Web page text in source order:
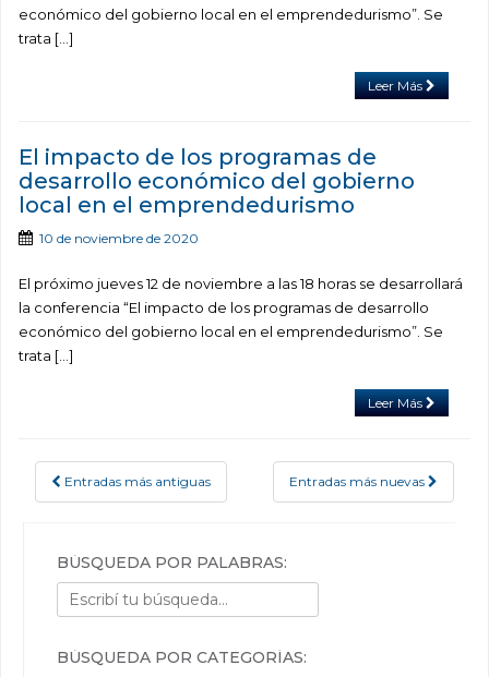
económico del gobierno local en el emprendedurismo”. Se
trata […]
Leer Más
El impacto de los programas de
desarrollo económico del gobierno
local en el emprendedurismo
10 de noviembre de 2020
El próximo jueves 12 de noviembre a las 18 horas se desarrollará
la conferencia “El impacto de los programas de desarrollo
económico del gobierno local en el emprendedurismo”. Se
trata […]
Leer Más
POSTS NAVIGATION
Entradas más antiguas Entradas más nuevas
BÚSQUEDA POR PALABRAS:
BÚSQUEDA POR CATEGORÍAS: